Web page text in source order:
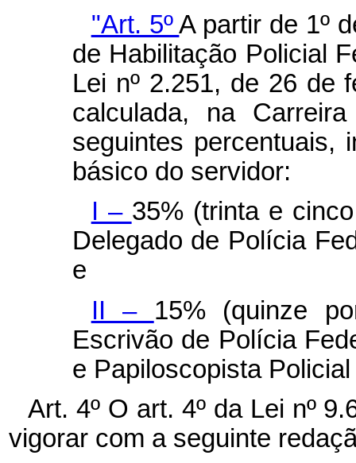
"Art. 5ºA partir de 1º
de Habilitação Policial
Lei nº 2.251, de 26 de
calculada, na
seguintes percentuais,
básico do servidor:
I – 35% (trinta e
Delegado de Polícia
e
II – 15% (quinze
Escrivão de Polícia
e Papiloscopista
Art. 4º O art. 4º da Lei nº
vigorar com a seguinte